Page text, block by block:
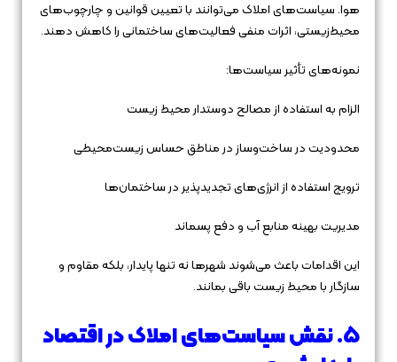
هوا. سیاست‌های املاک می‌توانند با تعیین قوانین و چارچوب‌های
محیط‌زیستی، اثرات منفی فعالیت‌های ساختمانی را کاهش دهند.
نمونه‌های تأثیر سیاست‌ها:
الزام به استفاده از مصالح دوستدار محیط زیست
محدودیت در ساخت‌وساز در مناطق حساس زیست‌محیطی
ترویج استفاده از انرژی‌های تجدیدپذیر در ساختمان‌ها
مدیریت بهینه منابع آب و دفع پسماند
این اقدامات باعث می‌شوند شهرها نه تنها پایدار، بلکه مقاوم و
سازگار با محیط زیست باقی بمانند.
5. نقش سیاست‌های املاک در اقتصاد